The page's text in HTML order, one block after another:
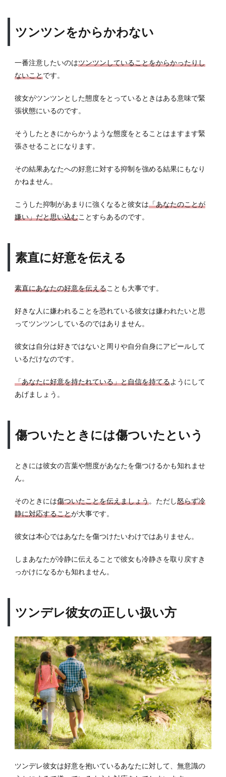
ツンツンをからかわない
一番注意したいのはツンツンしていることをからかったりし
ないことです。
彼女がツンツンとした態度をとっているときはある意味で緊
張状態にいるのです。
そうしたときにからかうような態度をとることはますます緊
張させることになります。
その結果あなたへの好意に対する抑制を強める結果にもなり
かねません。
こうした抑制があまりに強くなると彼女は「あなたのことが
嫌い」だと思い込むことすらあるのです。
素直に好意を伝える
素直にあなたの好意を伝えることも大事です。
好きな人に嫌われることを恐れている彼女は嫌われたいと思
ってツンツンしているのではありません。
彼女は自分は好きではないと周りや自分自身にアピールして
いるだけなのです。
「あなたに好意を持たれている」と自信を持てるようにして
あげましょう。
傷ついたときには傷ついたという
ときには彼女の言葉や態度があなたを傷つけるかも知れませ
ん。
そのときには傷ついたことを伝えましょう。ただし怒らず冷
静に対応することが大事です。
彼女は本心ではあなたを傷つけたいわけではありません。
しまあなたが冷静に伝えることで彼女も冷静さを取り戻すき
っかけになるかも知れません。
ツンデレ彼女の正しい扱い方
ツンデレ彼女は好意を抱いているあなたに対して、無意識の